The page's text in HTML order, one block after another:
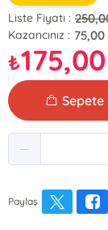
Liste Fiyatı :
Kazancınız : 75,00
₺175,00
Sepete
Paylaş